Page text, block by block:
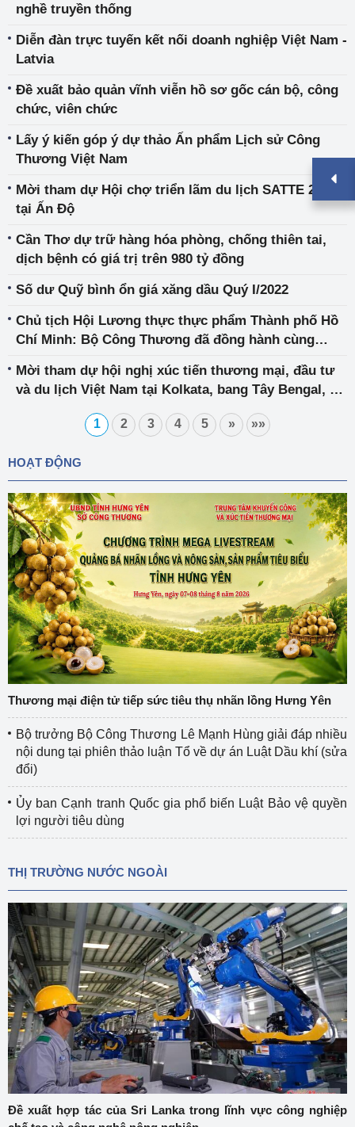
nghề truyền thống
Diễn đàn trực tuyến kết nối doanh nghiệp Việt Nam -
Latvia
Đề xuất bảo quản vĩnh viễn hồ sơ gốc cán bộ, công
chức, viên chức
Lấy ý kiến góp ý dự thảo Ấn phẩm Lịch sử Công
Thương Việt Nam
Mời tham dự Hội chợ triển lãm du lịch SATTE 2022
tại Ấn Độ
Cần Thơ dự trữ hàng hóa phòng, chống thiên tai,
dịch bệnh có giá trị trên 980 tỷ đồng
Số dư Quỹ bình ổn giá xăng dầu Quý I/2022
Chủ tịch Hội Lương thực thực phẩm Thành phố Hồ
Chí Minh: Bộ Công Thương đã đồng hành cùng
Mời tham dự hội nghị xúc tiến thương mại, đầu tư
và du lịch Việt Nam tại Kolkata, bang Tây Bengal, Ấn
1 2 3 4 5 » »»
HOẠT ĐỘNG
Thương mại điện tử tiếp sức tiêu thụ nhãn lồng Hưng Yên
Bộ trưởng Bộ Công Thương Lê Mạnh Hùng giải đáp nhiều
nội dung tại phiên thảo luận Tổ về dự án Luật Dầu khí (sửa
đổi)
Ủy ban Cạnh tranh Quốc gia phổ biến Luật Bảo vệ quyền
lợi người tiêu dùng
THỊ TRƯỜNG NƯỚC NGOÀI
Đề xuất hợp tác của Sri Lanka trong lĩnh vực công nghiệp